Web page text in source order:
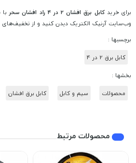
برای خرید کابل برق افشان 2 در 4 راد افشان سحر با
وب‌سایت آرنیک الکتریک دیدن کنید و از تخفیف‌های
برچسبها :
کابل برق 2 در 4
بخشها :
محصولات
سیم و کابل کابل برق افشان
محصولات مرتبط